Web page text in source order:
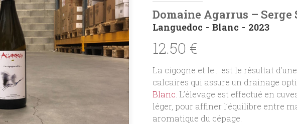
Domaine Agarrus – Serge
Languedoc Blanc 2023
12.50 €
La cigogne et le… est le résultat
calcaires qui assure un drainage
Blanc . L’élevage est effectué en
léger, pour affiner l’équilibre entre
aromatique du cépage.